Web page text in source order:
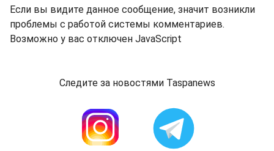
Если вы видите данное сообщение, значит возникли
проблемы с работой системы комментариев.
Возможно у вас отключен JavaScript
Следите за новостями Taspanews